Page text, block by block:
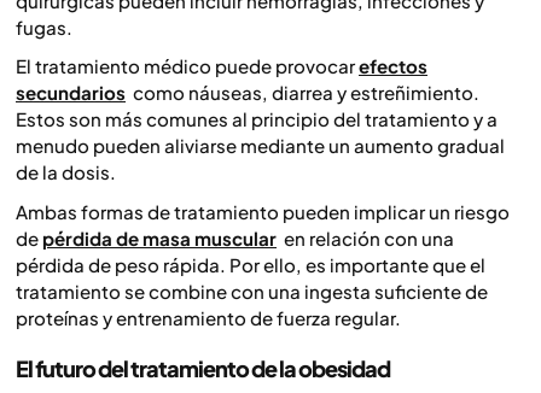
fugas.
El tratamiento médico puede provocarefectos
secundarios como náuseas, diarrea y estreñimiento.
Estos son más comunes al principio del tratamiento y a
menudo pueden aliviarse mediante un aumento gradual
de la dosis.
Ambas formas de tratamiento pueden implicar un riesgo
de pérdida de masa muscular en relación con una
pérdida de peso rápida. Por ello, es importante que el
tratamiento se combine con una ingesta suficiente de
proteínas y entrenamiento de fuerza regular.
El futuro del tratamiento de la obesidad